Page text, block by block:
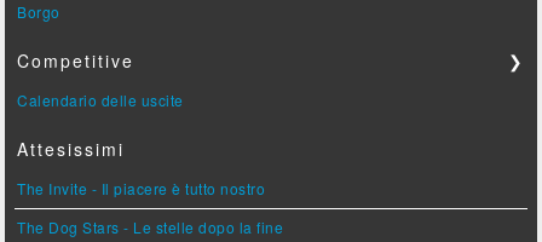
Borgo
Competitive ❯
Calendario delle uscite
Attesissimi
The Invite - Il piacere è tutto nostro
The Dog Stars - Le stelle dopo la fine